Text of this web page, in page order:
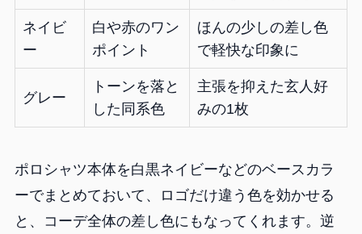
ネイビ
ー
白や赤のワン
ポイント
ほんの少しの差し色
で軽快な印象に
グレー
トーンを落と
した同系色
主張を抑えた玄人好
みの1枚
ポロシャツ本体を白黒ネイビーなどのベースカラ
ーでまとめておいて、ロゴだけ違う色を効かせる
と、コーデ全体の差し色にもなってくれます。逆